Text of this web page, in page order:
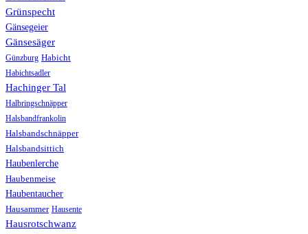
Grünspecht
Gänsegeier
Gänsesäger
Günzburg Habicht
Habichtsadler
Hachinger Tal
Halbringschnäpper
Halsbandfrankolin
Halsbandschnäpper
Halsbandsittich
Haubenlerche
Haubenmeise
Haubentaucher
Hausammer Hausente
Hausrotschwanz